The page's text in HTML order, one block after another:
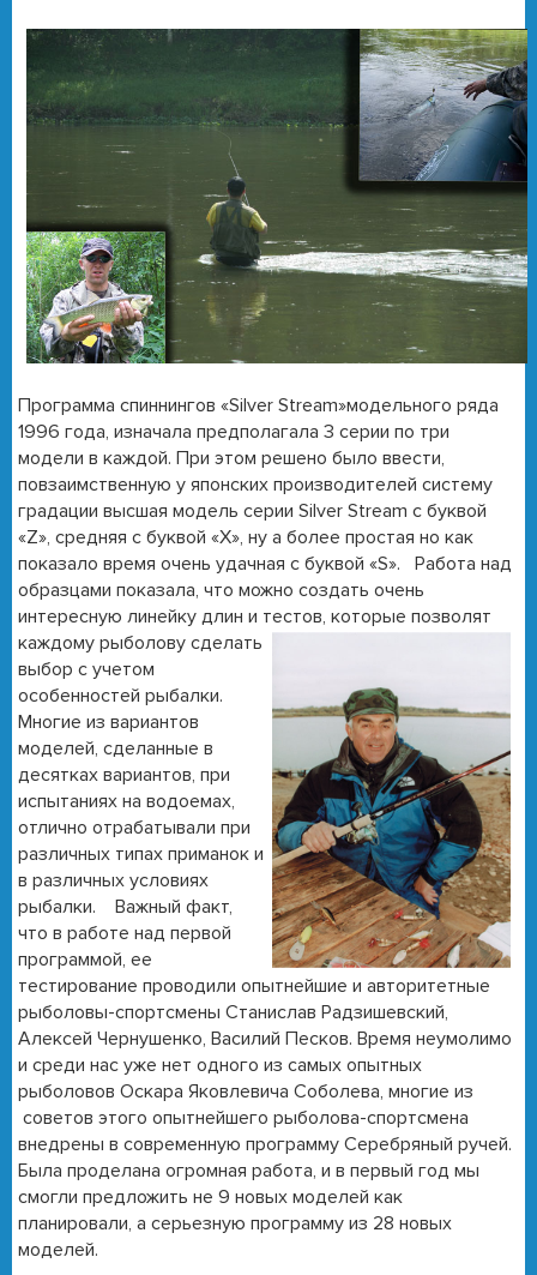
Программа спиннингов «Silver Stream»модельного ряда
1996 года, изначала предполагала 3 серии по три
модели в каждой. При этом решено было ввести,
повзаимственную у японских производителей систему
градации высшая модель серии Silver Stream с буквой
«Z», средняя с буквой «Х», ну а более простая но как
показало время очень удачная с буквой «S». Работа над
образцами показала, что можно создать очень
интересную линейку длин и тестов, которые позволят
каждому рыболову сделать
выбор с учетом
особенностей рыбалки.
Многие из вариантов
моделей, сделанные в
десятках вариантов, при
испытаниях на водоемах,
отлично отрабатывали при
различных типах приманок и
в различных условиях
рыбалки. Важный факт,
что в работе над первой
программой, ее
тестирование проводили опытнейшие и авторитетные
рыболовы-спортсмены Станислав Радзишевский,
Алексей Чернушенко, Василий Песков. Время неумолимо
и среди нас уже нет одного из самых опытных
рыболовов Оскара Яковлевича Соболева, многие из
советов этого опытнейшего рыболова-спортсмена
внедрены в современную программу Серебряный ручей.
Была проделана огромная работа, и в первый год мы
смогли предложить не 9 новых моделей как
планировали, а серьезную программу из 28 новых
моделей.